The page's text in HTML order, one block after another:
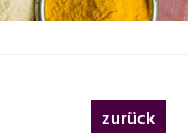
zurück